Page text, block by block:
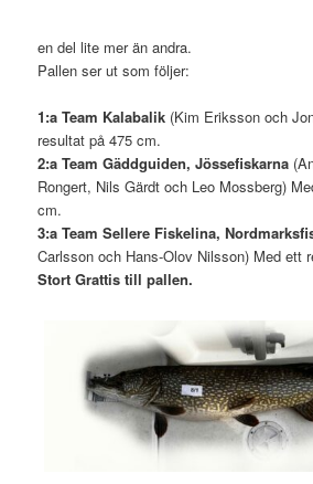
en del lite mer än andra.
Pallen ser ut som följer:
1:a Team Kalabalik (Kim Eriksson och
resultat på 475 cm.
2:a Team Gäddguiden, Jössefiskarna
Rongert, Nils Gärdt och Leo Mossberg)
cm.
3:a Team Sellere Fiskelina,
Carlsson och Hans-Olov Nilsson) Med ett
Stort Grattis till pallen.